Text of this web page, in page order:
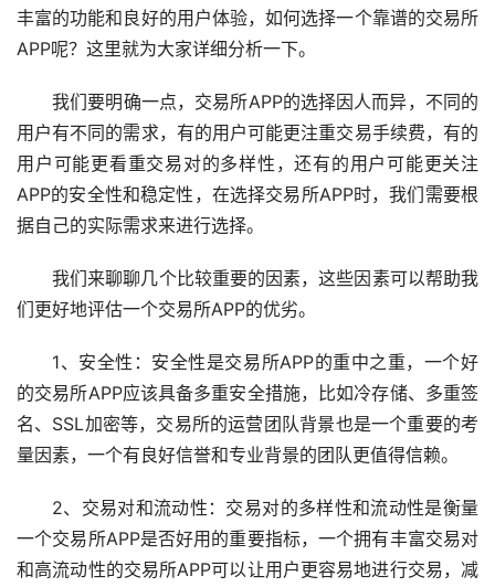
丰富的功能和良好的用户体验，如何选择一个靠谱的交易所
APP呢？这里就为大家详细分析一下。
我们要明确一点，交易所APP的选择因人而异，不同的
用户有不同的需求，有的用户可能更注重交易手续费，有的
用户可能更看重交易对的多样性，还有的用户可能更关注
APP的安全性和稳定性，在选择交易所APP时，我们需要根
据自己的实际需求来进行选择。
我们来聊聊几个比较重要的因素，这些因素可以帮助我
们更好地评估一个交易所APP的优劣。
1、安全性：安全性是交易所APP的重中之重，一个好
的交易所APP应该具备多重安全措施，比如冷存储、多重签
名、SSL加密等，交易所的运营团队背景也是一个重要的考
量因素，一个有良好信誉和专业背景的团队更值得信赖。
2、交易对和流动性：交易对的多样性和流动性是衡量
一个交易所APP是否好用的重要指标，一个拥有丰富交易对
和高流动性的交易所APP可以让用户更容易地进行交易，减